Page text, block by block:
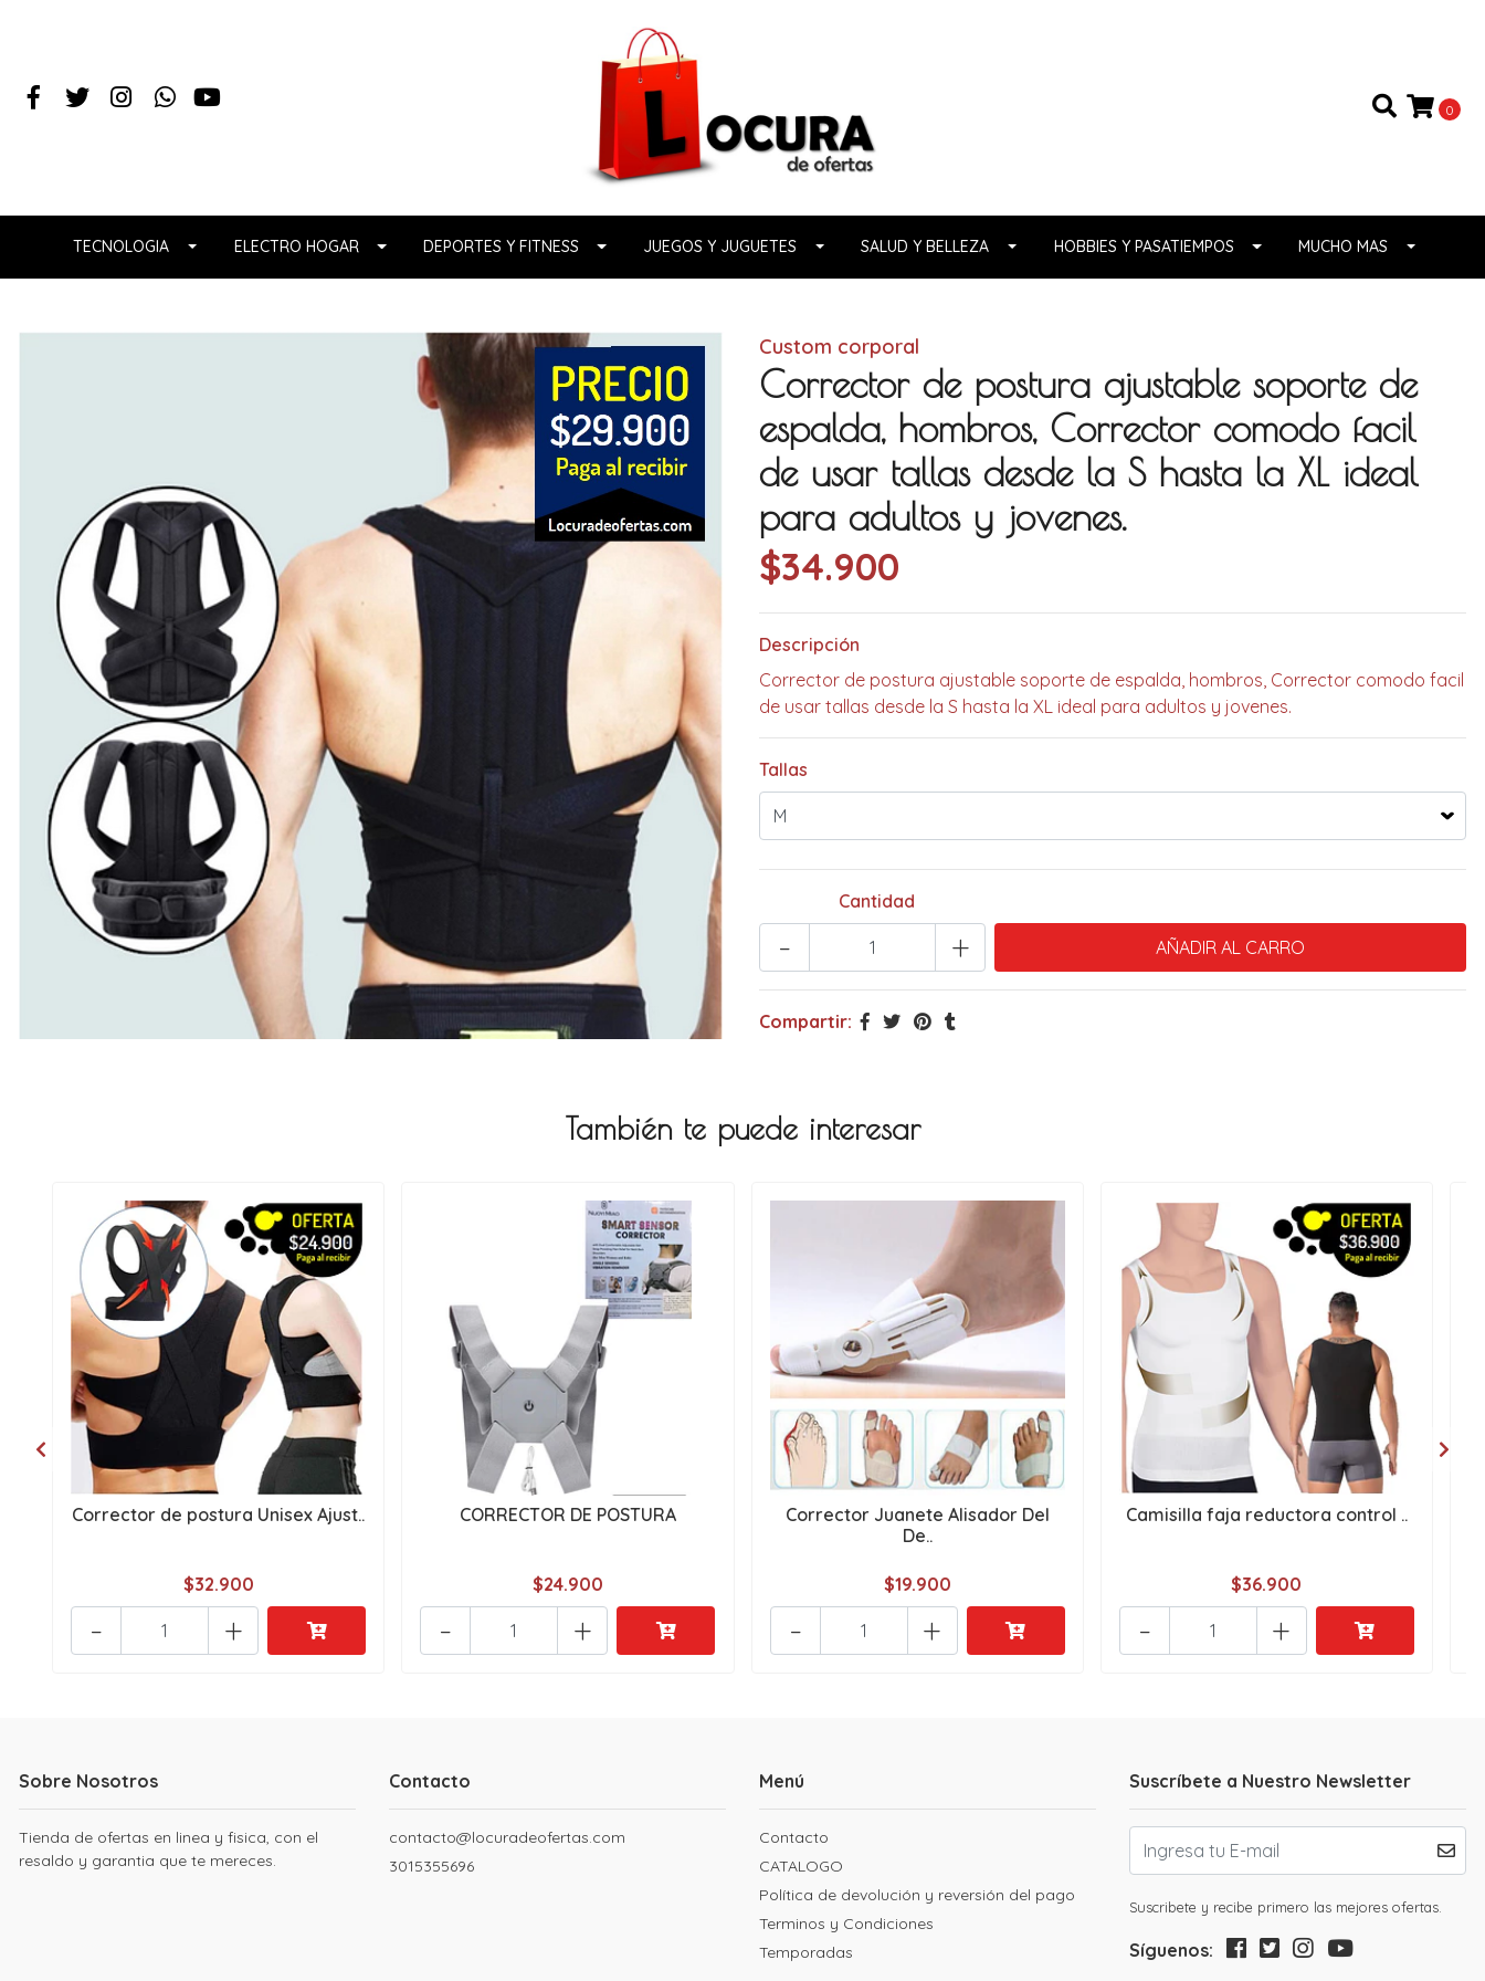
0
TECNOLOGIA ELECTRO HOGAR DEPORTES Y FITNESS JUEGOS Y JUGUETES SALUD Y BELLEZA HOBBIES Y PASATIEMPOS MUCHO MAS
Custom corporal
Corrector de postura ajustable soporte de
espalda, hombros, Corrector comodo facil
de usar tallas desde la S hasta la XL ideal
para adultos y jovenes.
$34.900
Descripción
Corrector de postura ajustable soporte de espalda, hombros, Corrector comodo facil
de usar tallas desde la S hasta la XL ideal para adultos y jovenes.
Tallas
Cantidad
+
-
Compartir:
También te puede interesar
Corrector de postura Unisex Ajust..
$32.900
+
-
CORRECTOR DE POSTURA
$24.900
+
-
Corrector Juanete Alisador Del
De..
$19.900
+
-
Camisilla faja reductora control ..
$36.900
+
-
Sobre Nosotros
Tienda de ofertas en linea y fisica, con el
resaldo y garantia que te mereces.
Contacto
contacto@locuradeofertas.com
3015355696
Menú
Contacto
CATALOGO
Política de devolución y reversión del pago
Terminos y Condiciones
Temporadas
Suscríbete a Nuestro Newsletter
Suscribete y recibe primero las mejores ofertas.
Síguenos: